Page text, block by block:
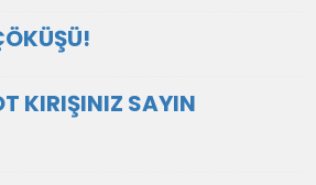
KIRIŞINIZ SAYIN